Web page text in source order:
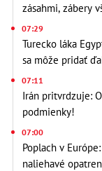
zásahmi, zábery
07:29
Turecko láka
sa môže pridať
07:11
Irán pritvrdzuje:
podmienky!
07:00
Poplach v
naliehavé